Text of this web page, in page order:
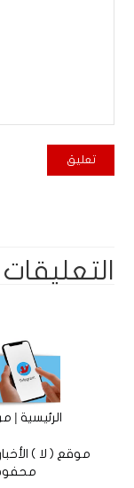
التعليقات
الرئيسية|